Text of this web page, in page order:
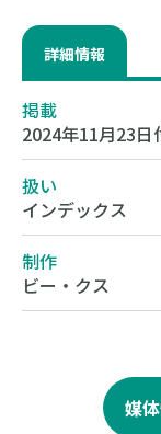
詳細情報
掲載
2024年11月23日
扱い
インデックス
制作
ビー・クス
媒